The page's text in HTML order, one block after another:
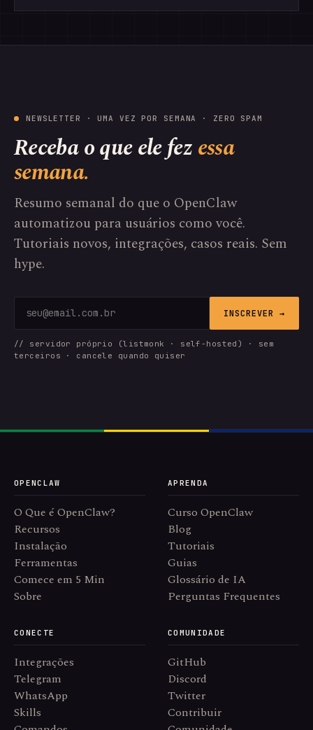
NEWSLETTER · UMA VEZ POR SEMANA · ZERO SPAM
Receba o que ele fezessa
semana.
Resumo semanal do que o OpenClaw
automatizou para usuários como você.
Tutoriais novos, integrações, casos reais. Sem
hype.
INSCREVER →
// servidor próprio (listmonk · self-hosted) · sem
terceiros · cancele quando quiser
OPENCLAW
O Que é OpenClaw?
Recursos
Instalação
Ferramentas
Comece em 5 Min
Sobre
APRENDA
Curso OpenClaw
Blog
Tutoriais
Guias
Glossário de IA
Perguntas Frequentes
CONECTE
Integrações
Telegram
WhatsApp
Skills
COMUNIDADE
GitHub
Discord
Twitter
Contribuir